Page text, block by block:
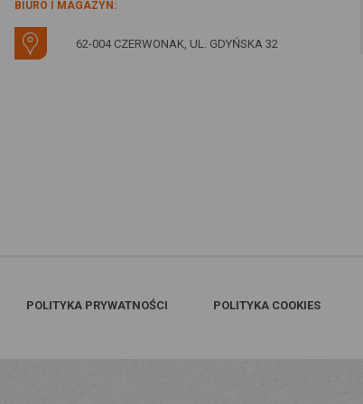
BIURO I MAGAZYN:
62-004 CZERWONAK, UL. GDYŃSKA 32
POLITYKA PRYWATNOŚCI POLITYKA COOKIES